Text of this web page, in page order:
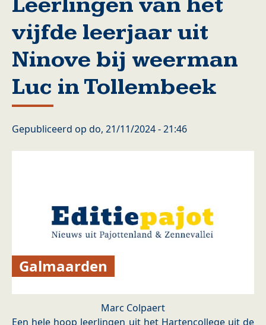
vijfde leerjaar uit
Ninove bij weerman
Luc in Tollembeek
Gepubliceerd op do, 21/11/2024 - 21:46
Galmaarden
Marc Colpaert
Een hele hoop leerlingen uit het Hartencollege uit de